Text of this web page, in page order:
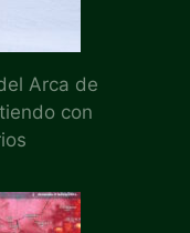
Arca de
con